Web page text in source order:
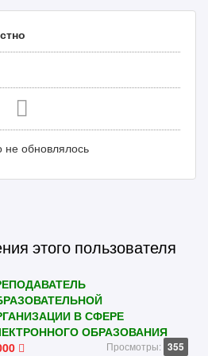
обновлялось
этого пользователя
В СФЕРЕ
ОБРАЗОВАНИЯ
Просмотры: 355